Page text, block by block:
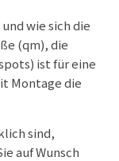
wie sich die
(qm), die
ist für eine
Montage die
sind,
auf Wunsch